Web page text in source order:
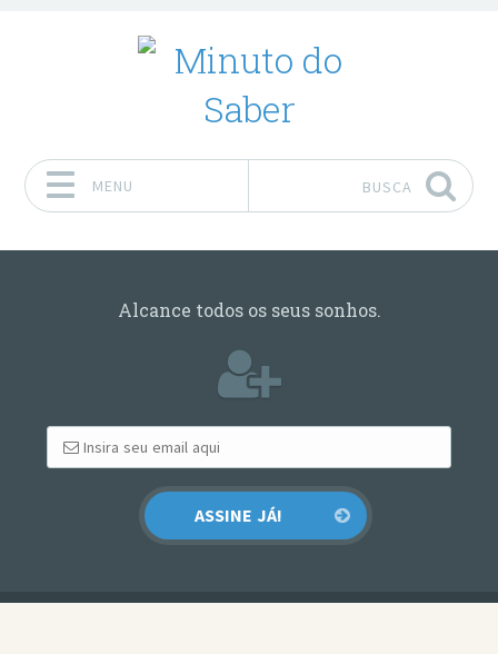
MENU BUSCA
Alcance todos os seus sonhos.